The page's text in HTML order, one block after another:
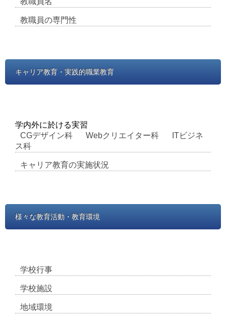
教職員の専門性
キャリア教育・実践的職業教育
学内外に於ける実習
CGデザイン科
Webクリエイター科
ITビジネ
ス科
キャリア教育の実施状況
様々な教育活動・教育環境
学校行事
学校施設
地域環境